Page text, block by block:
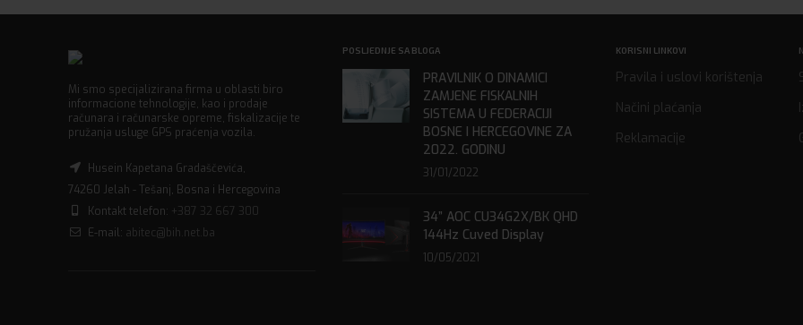
Mi smo specijalizirana firma u oblasti biro
informacione tehnologije, kao i prodaje
računara i računarske opreme, fiskalizacije te
pružanja usluge GPS praćenja vozila.
Husein Kapetana Gradaščevića,
74260 Jelah - Tešanj, Bosna i Hercegovina
Kontakt telefon: +387 32 667 300
E-mail: abitec@bih.net.ba
POSLJEDNJE SA BLOGA
PRAVILNIK O DINAMICI
ZAMJENE FISKALNIH
SISTEMA U FEDERACIJI
BOSNE I HERCEGOVINE ZA
2022. GODINU
31/01/2022
34” AOC CU34G2X/BK QHD
144Hz Cuved Display
10/05/2021
KORISNI LINKOVI
Pravila i uslovi korištenja
Načini plaćanja
Reklamacije